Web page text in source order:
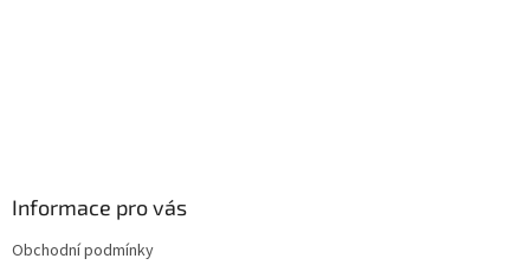
Informace pro vás
Obchodní podmínky